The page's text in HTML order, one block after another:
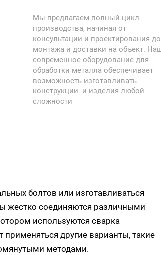
который устанавливается в
отверстие в фундаменте и затем
бетонируется. Это обеспечивает
надежное крепление
фундаментного болта к
и предотвращает его смещение
деформацию.
Мы предлагаем полный цикл
производства, начиная от
консультации и проектирования до
монтажа и доставки на объект.
современное оборудование для
обработки металла обеспечивает
возможность изготавливать
конструкции и изделия любой
сложности
болтов или изготавливаться
жестко соединяются различными
используются сварка
применяться другие варианты, такие
методами.